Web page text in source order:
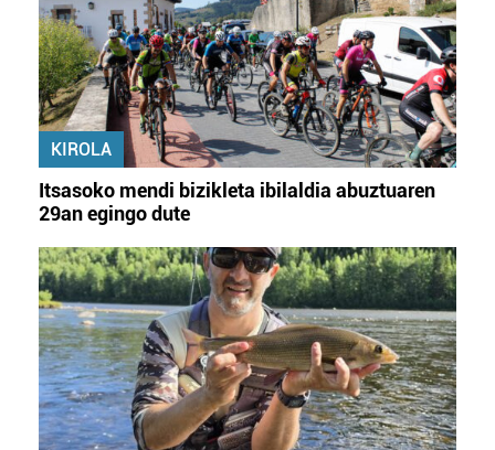
KIROLA
Itsasoko mendi bizikleta ibilaldia abuztuaren
29an egingo dute